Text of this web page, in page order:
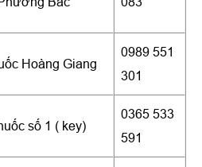
Hoàng Giang
0989 551
301
số 1 ( key)
0365 533
591